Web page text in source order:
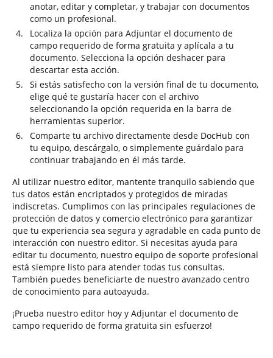
anotar, editar y completar, y trabajar con documentos
como un profesional.
Localiza la opción para Adjuntar el documento de
campo requerido de forma gratuita y aplícala a tu
documento. Selecciona la opción deshacer para
descartar esta acción.
Si estás satisfecho con la versión final de tu documento,
elige qué te gustaría hacer con el archivo
seleccionando la opción requerida en la barra de
herramientas superior.
Comparte tu archivo directamente desde DocHub con
tu equipo, descárgalo, o simplemente guárdalo para
continuar trabajando en él más tarde.
Al utilizar nuestro editor, mantente tranquilo sabiendo que
tus datos están encriptados y protegidos de miradas
indiscretas. Cumplimos con las principales regulaciones de
protección de datos y comercio electrónico para garantizar
que tu experiencia sea segura y agradable en cada punto de
interacción con nuestro editor. Si necesitas ayuda para
editar tu documento, nuestro equipo de soporte profesional
está siempre listo para atender todas tus consultas.
También puedes beneficiarte de nuestro avanzado centro
de conocimiento para autoayuda.
¡Prueba nuestro editor hoy y Adjuntar el documento de
campo requerido de forma gratuita sin esfuerzo!